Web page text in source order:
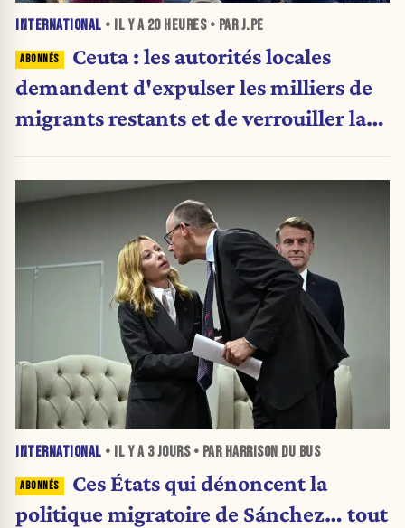
INTERNATIONAL • IL Y A 20 HEURES• PAR J.PE
Ceuta : les autorités locales
demandent d'expulser les milliers de
migrants restants et de verrouiller la
INTERNATIONAL • IL Y A 3 JOURS• PAR HARRISON DU BUS
Ces États qui dénoncent la
politique migratoire de Sánchez… tout